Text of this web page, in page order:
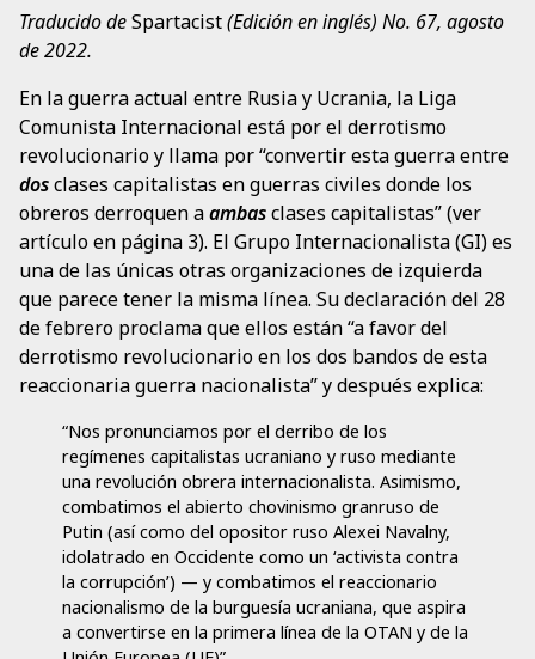
Traducido deSpartacist(Edición en inglés) No. 67, agosto
de 2022.
En la guerra actual entre Rusia y Ucrania, la Liga
Comunista Internacional está por el derrotismo
revolucionario y llama por “convertir esta guerra entre
dosclases capitalistas en guerras civiles donde los
obreros derroquen aambasclases capitalistas” (ver
artículo en página 3). El Grupo Internacionalista (GI) es
una de las únicas otras organizaciones de izquierda
que parece tener la misma línea. Su declaración del 28
de febrero proclama que ellos están “a favor del
derrotismo revolucionario en los dos bandos de esta
reaccionaria guerra nacionalista” y después explica:
“Nos pronunciamos por el derribo de los
regímenes capitalistas ucraniano y ruso mediante
una revolución obrera internacionalista. Asimismo,
combatimos el abierto chovinismo granruso de
Putin (así como del opositor ruso Alexei Navalny,
idolatrado en Occidente como un ‘activista contra
la corrupción’) — y combatimos el reaccionario
nacionalismo de la burguesía ucraniana, que aspira
a convertirse en la primera línea de la OTAN y de la